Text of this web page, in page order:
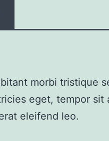
morbi tristique
eget, tempor sit
eleifend leo.